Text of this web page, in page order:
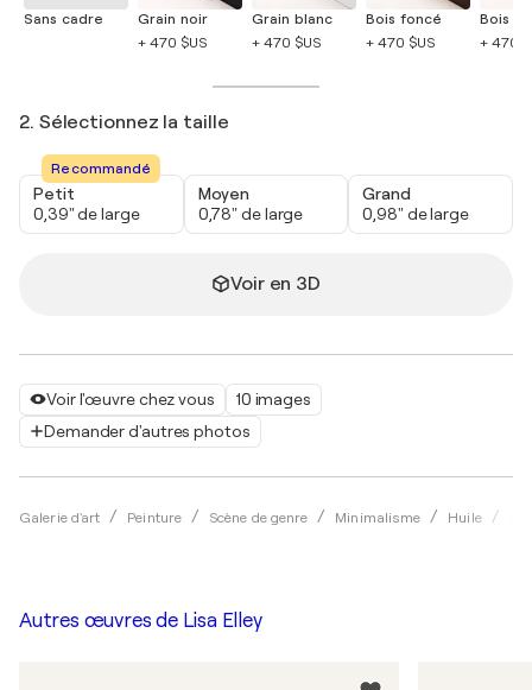
Voir l'œuvre chez vous
10 images
Demander d'autres photos
Galerie d'art Peinture Scène de genre Minimalisme Huile
Sans cadre
Grain noir
+ 470 $US
Grain blanc
+ 470 $US
Bois foncé
+ 470 $US
Bois
+ 470
2. Sélectionnez la taille
Recommandé
Petit
0,39" de large
Moyen
0,78" de large
Grand
0,98" de large
Voir en 3D
Autres œuvres de Lisa Elley